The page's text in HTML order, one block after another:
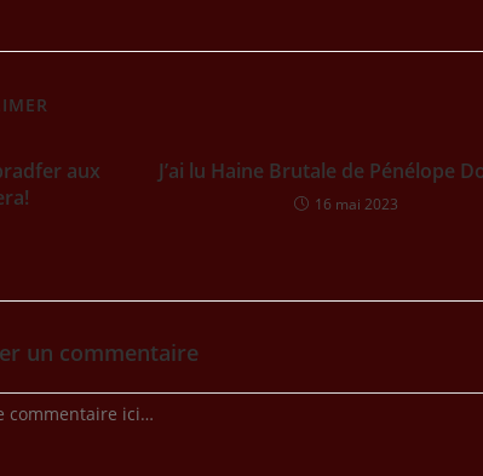
aux
J’ai lu Haine Brutale de Pénélope
16 mai 2023
un commentaire